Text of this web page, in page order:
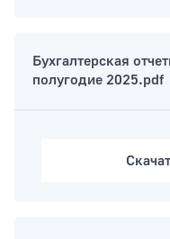
Бухгалтерская
полугодие 2025.pdf